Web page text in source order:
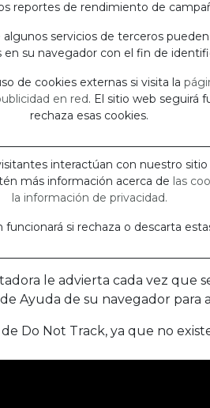
reportes de rendimiento de
servicios de terceros
en su navegador con el fin de
de cookies externas si visita la
en red. El sitio web seguirá
rechaza esas cookies.
interactúan con nuestro
más información acerca de las
la información de privacidad.
funcionará si rechaza o descarta
le advierta cada vez que
Ayuda de su navegador
Do Not Track, ya que no